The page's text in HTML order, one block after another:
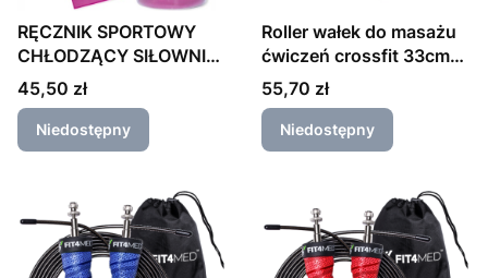
RĘCZNIK SPORTOWY
CHŁODZĄCY SIŁOWNIA
FITNESS
Cena
45,50 zł
Niedostępny
Roller wałek do masażu
ćwiczeń crossfit 33cm
różowy
Cena
55,70 zł
Niedostępny